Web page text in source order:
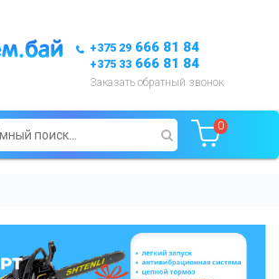
+375 29 666 81 84
+375 33 666 81 84
Заказать обратный звонок
0